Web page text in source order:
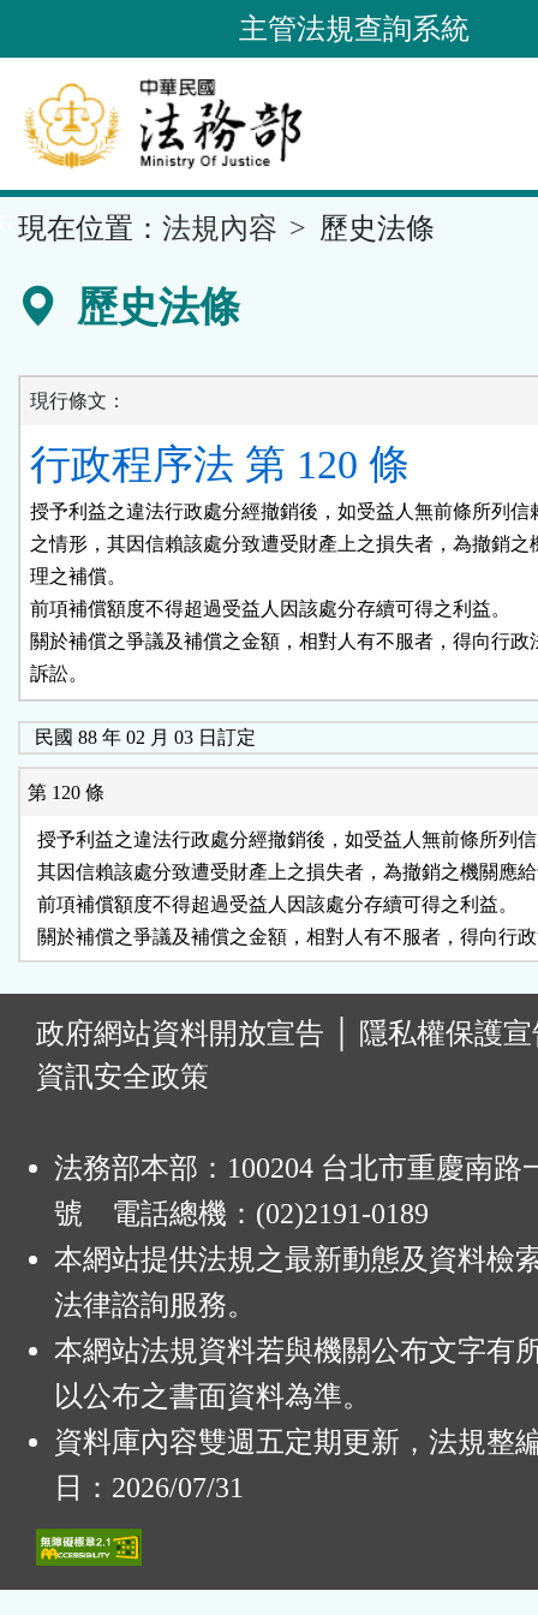
到
要
內
容
區
主管法規查詢系統
現在位置： 法規內容 歷史法條
歷史法條
現行條文：
行政程序法 第 120 條
授予利益之違法行政處分經撤銷後，如受益人無前條所列信
之情形，其因信賴該處分致遭受財產上之損失者，為撤銷之
理之補償。
前項補償額度不得超過受益人因該處分存續可得之利益。
關於補償之爭議及補償之金額，相對人有不服者，得向行政
訴訟。
民國 88 年 02 月 03 日訂定
第 120 條
授予利益之違法行政處分經撤銷後，如受益人無前條所列
其因信賴該處分致遭受財產上之損失者，為撤銷之機關應
  前項補償額度不得超過受益人因該處分存續可得之利益。
政府網站資料開放宣告
隱私權保護
資訊安全政策
法務部本部：100204 台北市重慶南路
號 電話總機：(02)2191-0189
本網站提供法規之最新動態及資料檢
法律諮詢服務。
本網站法規資料若與機關公布文字有
以公布之書面資料為準。
資料庫內容雙週五定期更新，法規整
日：2026/07/31